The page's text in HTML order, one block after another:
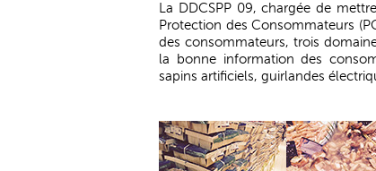
La DDCSPP 09, chargée de
Protection des Consommateurs
des consommateurs, trois
la bonne information des
sapins artificiels, guirlandes